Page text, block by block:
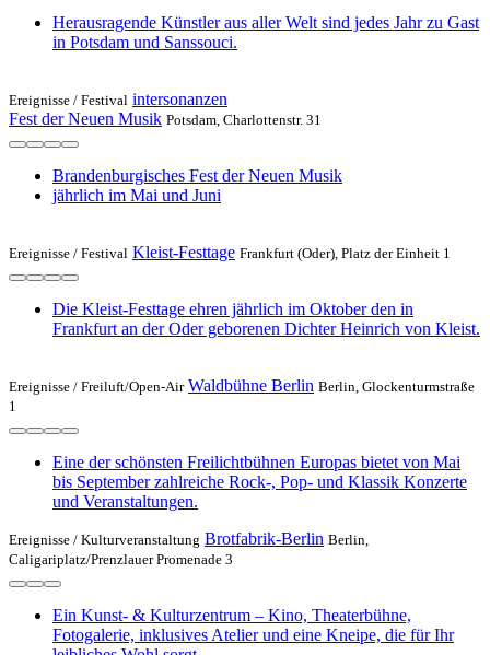
Herausragende Künstler aus aller Welt sind jedes Jahr zu Gast
in Potsdam und Sanssouci.
Ereignisse / Festival intersonanzen
Fest der Neuen Musik Potsdam, Charlottenstr. 31
Brandenburgisches Fest der Neuen Musik
jährlich im Mai und Juni
Ereignisse / Festival Kleist-Festtage Frankfurt (Oder), Platz der Einheit 1
Die Kleist-Festtage ehren jährlich im Oktober den in
Frankfurt an der Oder geborenen Dichter Heinrich von Kleist.
Ereignisse / Freiluft/Open-Air Waldbühne Berlin Berlin, Glockenturmstraße
1
Eine der schönsten Freilichtbühnen Europas bietet von Mai
bis September zahlreiche Rock-, Pop- und Klassik Konzerte
und Veranstaltungen.
Ereignisse / Kulturveranstaltung Brotfabrik-Berlin Berlin,
Caligariplatz/Prenzlauer Promenade 3
Ein Kunst- & Kulturzentrum – Kino, Theaterbühne,
Fotogalerie, inklusives Atelier und eine Kneipe, die für Ihr